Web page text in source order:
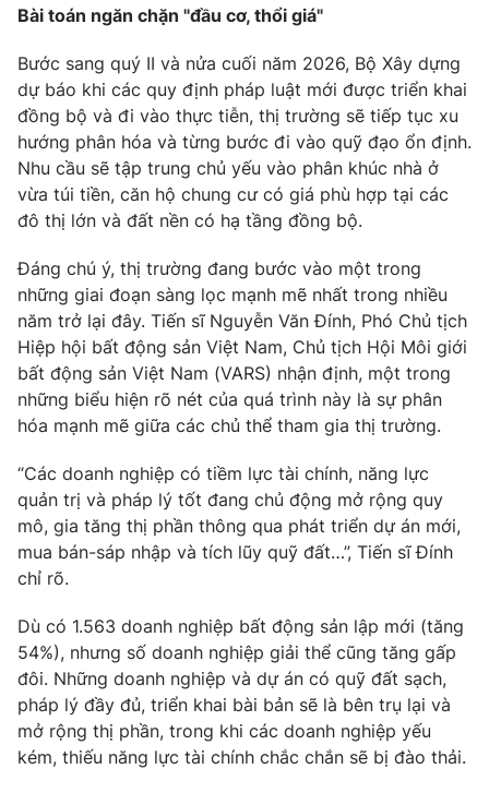
Bài toán ngăn chặn "đầu cơ, thổi giá"
Bước sang quý II và nửa cuối năm 2026, Bộ Xây dựng
dự báo khi các quy định pháp luật mới được triển khai
đồng bộ và đi vào thực tiễn, thị trường sẽ tiếp tục xu
hướng phân hóa và từng bước đi vào quỹ đạo ổn định.
Nhu cầu sẽ tập trung chủ yếu vào phân khúc nhà ở
vừa túi tiền, căn hộ chung cư có giá phù hợp tại các
đô thị lớn và đất nền có hạ tầng đồng bộ.
Đáng chú ý, thị trường đang bước vào một trong
những giai đoạn sàng lọc mạnh mẽ nhất trong nhiều
năm trở lại đây. Tiến sĩ Nguyễn Văn Đính, Phó Chủ tịch
Hiệp hội bất động sản Việt Nam, Chủ tịch Hội Môi giới
bất động sản Việt Nam (VARS) nhận định, một trong
những biểu hiện rõ nét của quá trình này là sự phân
hóa mạnh mẽ giữa các chủ thể tham gia thị trường.
“Các doanh nghiệp có tiềm lực tài chính, năng lực
quản trị và pháp lý tốt đang chủ động mở rộng quy
mô, gia tăng thị phần thông qua phát triển dự án mới,
mua bán-sáp nhập và tích lũy quỹ đất…”, Tiến sĩ Đính
chỉ rõ.
Dù có 1.563 doanh nghiệp bất động sản lập mới (tăng
54%), nhưng số doanh nghiệp giải thể cũng tăng gấp
đôi. Những doanh nghiệp và dự án có quỹ đất sạch,
pháp lý đầy đủ, triển khai bài bản sẽ là bên trụ lại và
mở rộng thị phần, trong khi các doanh nghiệp yếu
kém, thiếu năng lực tài chính chắc chắn sẽ bị đào thải.